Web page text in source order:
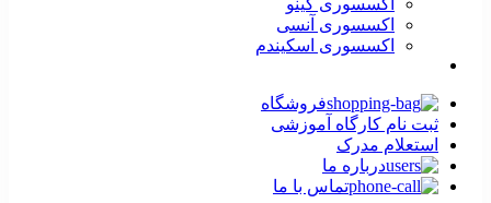
اکسسوری گینو
اکسسوری آنسی
اکسسوری اسکیندم
فروشگاه
ثبت نام کارگاه آموزشی
استعلام مدرک
درباره ما
تماس با ما